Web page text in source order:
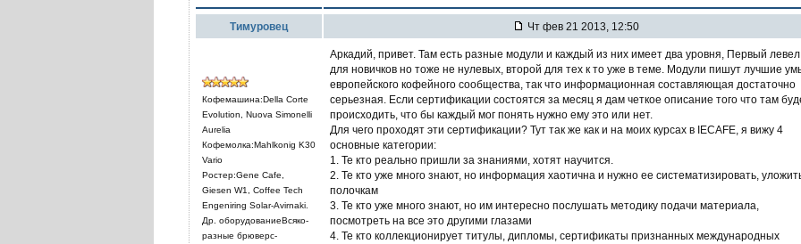
Тимуровец Чт фев 21 2013, 12:50
Кофемашина:Della Corte
Evolution, Nuova Simonelli
Aurelia
Кофемолка:Mahlkonig K30
Vario
Ростер:Gene Cafe,
Giesen W1, Coffee Tech
Engeniring Solar-Avirnaki.
Др. оборудованиеВсяко-
разные брюверс-
Аркадий, привет. Там есть разные модули и каждый из них имеет два уровня, Первый левел
для новичков но тоже не нулевых, второй для тех к то уже в теме. Модули пишут лучшие
европейского кофейного сообщества, так что информационная составляющая достаточно
серьезная. Если сертификации состоятся за месяц я дам четкое описание того что там
происходить, что бы каждый мог понять нужно ему это или нет.
Для чего проходят эти сертификации? Тут так же как и на моих курсах в IECAFE, я вижу 4
основные категории:
1. Те кто реально пришли за знаниями, хотят научится.
2. Те кто уже много знают, но информация хаотична и нужно ее систематизировать,
полочкам
3. Те кто уже много знают, но им интересно послушать методику подачи материала,
посмотреть на все это другими глазами
4. Те кто коллекционирует титулы, дипломы, сертификаты признанных международных